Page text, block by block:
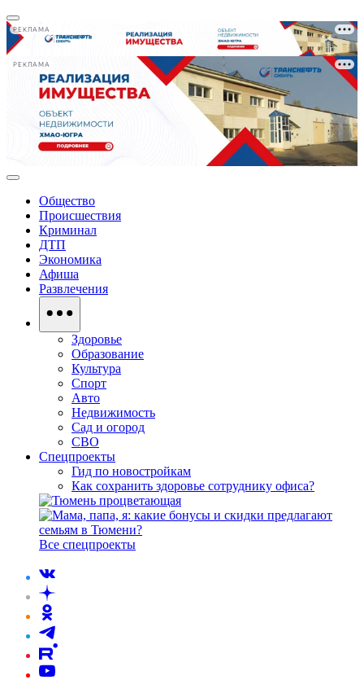
РЕКЛАМА
РЕКЛАМА
Общество
Происшествия
Криминал
ДТП
Экономика
Афиша
Развлечения
Здоровье
Образование
Культура
Спорт
Авто
Недвижимость
Сад и огород
СВО
Спецпроекты
Гид по новостройкам
Как сохранить здоровье сотруднику офиса?
Все спецпроекты